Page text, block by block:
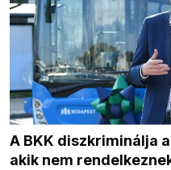
A BKK diszkriminálja
akik nem